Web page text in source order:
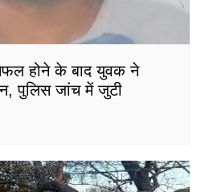
होने के बाद युवक ने
पुलिस जांच में जुटी